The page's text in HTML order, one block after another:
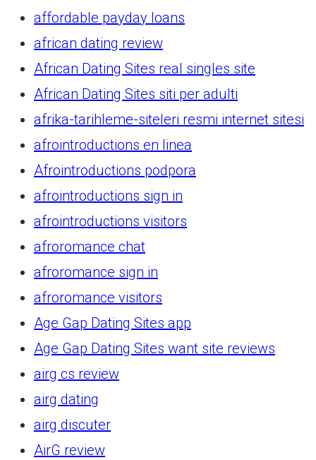
affordable payday loans
african dating review
African Dating Sites real singles site
African Dating Sites siti per adulti
afrika-tarihleme-siteleri resmi internet sitesi
afrointroductions en linea
Afrointroductions podpora
afrointroductions sign in
afrointroductions visitors
afroromance chat
afroromance sign in
afroromance visitors
Age Gap Dating Sites app
Age Gap Dating Sites want site reviews
airg cs review
airg dating
airg discuter
AirG review